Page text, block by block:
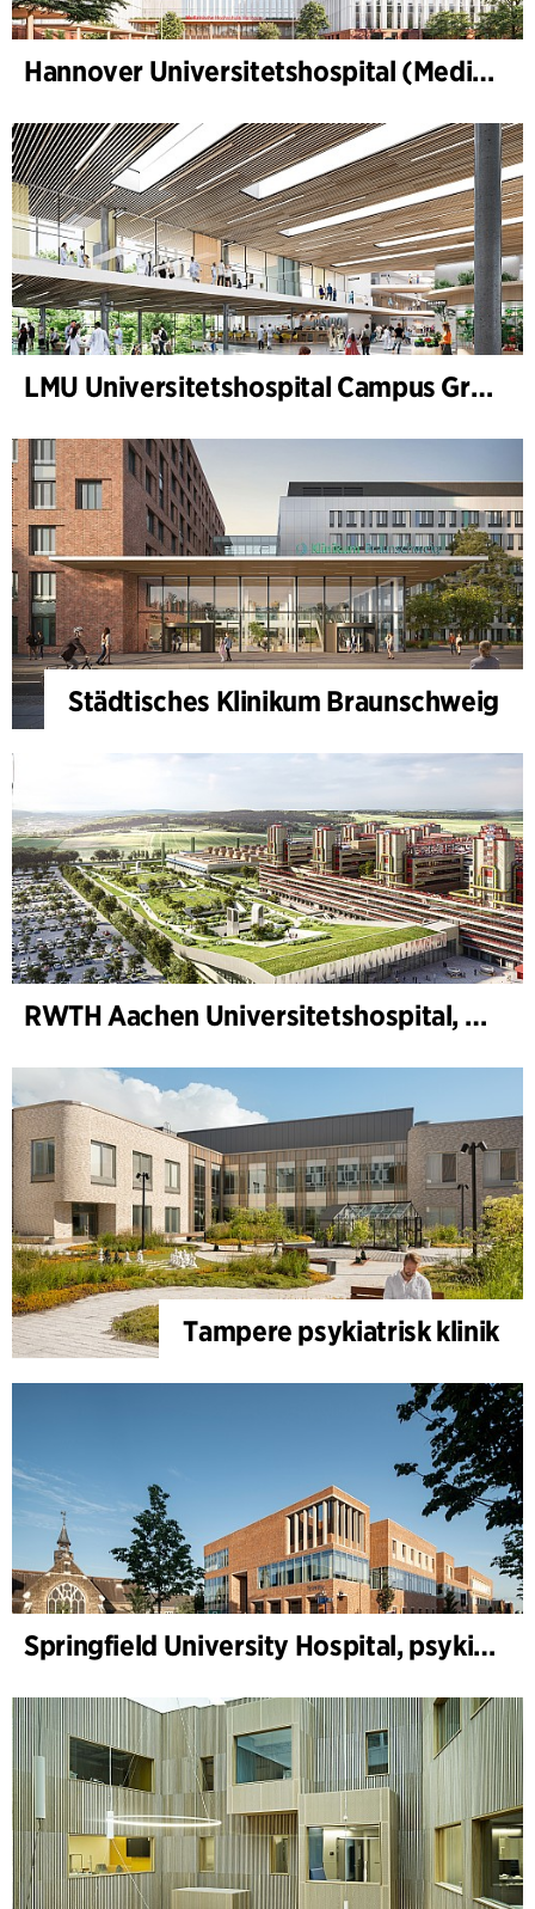
Hannover Universitetshospital (Medizinische Hochschule Hannover, MHH)
LMU Universitetshospital Campus Grosshadern
Städtisches Klinikum Braunschweig
RWTH Aachen Universitetshospital, udvidelse
Tampere psykiatrisk klinik
Springfield University Hospital, psykiatri